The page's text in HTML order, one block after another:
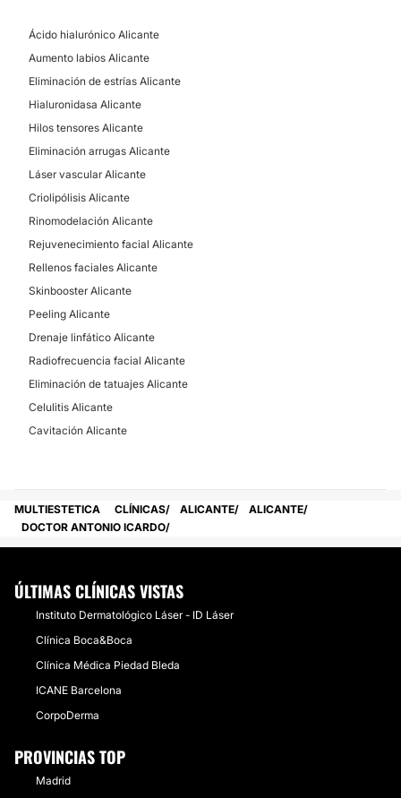
Ácido hialurónico Alicante
Aumento labios Alicante
Eliminación de estrías Alicante
Hialuronidasa Alicante
Hilos tensores Alicante
Eliminación arrugas Alicante
Láser vascular Alicante
Criolipólisis Alicante
Rinomodelación Alicante
Rejuvenecimiento facial Alicante
Rellenos faciales Alicante
Skinbooster Alicante
Peeling Alicante
Drenaje linfático Alicante
Radiofrecuencia facial Alicante
Eliminación de tatuajes Alicante
Celulitis Alicante
Cavitación Alicante
MULTIESTETICA CLÍNICAS ALICANTE
ALICANTE
DOCTOR ANTONIO ICARDO
ÚLTIMAS CLÍNICAS VISTAS
Instituto Dermatológico Láser - ID Láser
Clínica Boca&Boca
Clínica Médica Piedad Bleda
ICANE Barcelona
CorpoDerma
PROVINCIAS TOP
Madrid